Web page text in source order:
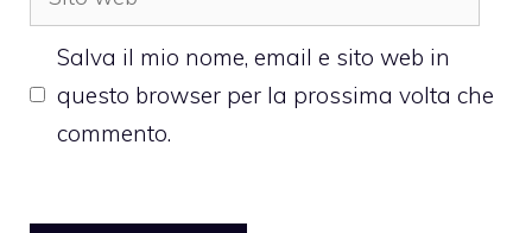
web
Salva il mio nome, email e sito web in
questo browser per la prossima volta che
commento.